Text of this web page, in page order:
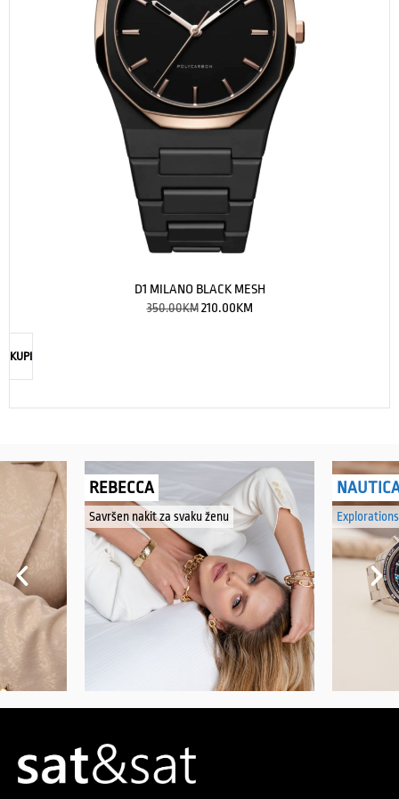
D1 MILANO BLACK MESH
350.00KM 210.00KM
KUPI
REBECCA
Savršen nakit za svaku ženu